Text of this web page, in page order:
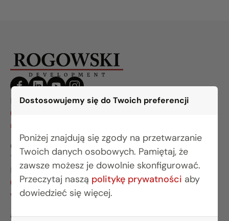
Dostosowujemy się do Twoich preferencji
Poniżej znajdują się zgody na przetwarzanie
Twoich danych osobowych. Pamiętaj, że
zawsze możesz je dowolnie skonfigurować.
Przeczytaj naszą politykę prywatności aby
dowiedzieć się więcej.
BIURO BIAŁYSTOK
(85) 749 99 09
mieszkania@rogowskidevelopment.pl
ul. Legionowa 28 lok. 202
15-281 Białystok
BIURO WARSZAWA
(22) 642 03 55
warszawa@rogowskidevelopment.pl
al. Wilanowska 67E lok. U5